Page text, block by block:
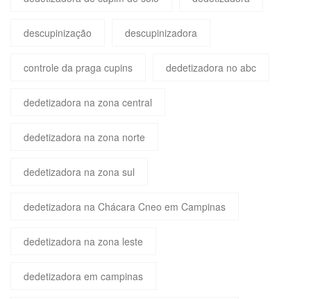
descupinização descupinizadora
controle da praga cupins dedetizadora no abc
dedetizadora na zona central
dedetizadora na zona norte
dedetizadora na zona sul
dedetizadora na Chácara Cneo em Campinas
dedetizadora na zona leste
dedetizadora em campinas